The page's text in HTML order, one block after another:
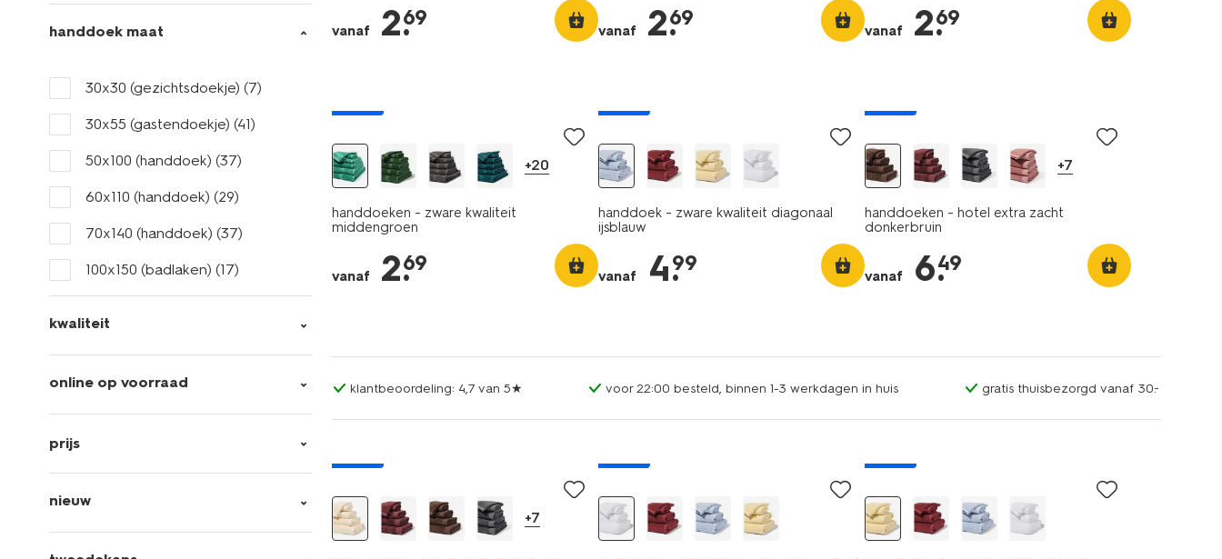
handdoek maat
30x30 (gezichtsdoekje) (7)
30x55 (gastendoekje) (41)
50x100 (handdoek) (37)
60x110 (handdoek) (29)
70x140 (handdoek) (37)
100x150 (badlaken) (17)
kwaliteit
online op voorraad
prijs
nieuw
vanaf 2.
69
vanaf 2.
69
vanaf 2.
69
+20
handdoeken - zware kwaliteit
middengroen
vanaf 2.
69
handdoek - zware kwaliteit diagonaal
ijsblauw
vanaf 4.
99
+7
handdoeken - hotel extra zacht
donkerbruin
vanaf 6.
49
klantbeoordeling: 4,7 van 5★ voor 22:00 besteld, binnen 1-3 werkdagen in huis gratis thuisbezorgd vanaf 30.-
+7